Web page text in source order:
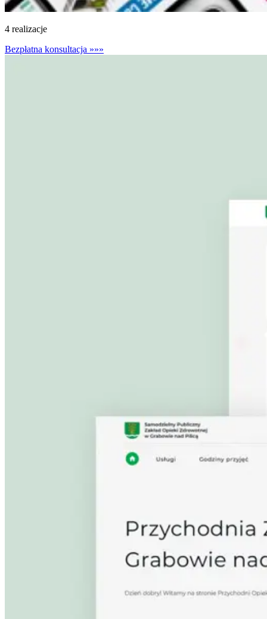
4 realizacje
Bezpłatna konsultacja »»»